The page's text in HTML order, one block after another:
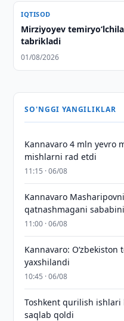
IQTISOD
Mirziyoyev
tabrikladi
01/08/2026
SO'NGGI YANGILIKLAR
Kannavaro 4 mln yevro
mishlarni rad etdi
11:15 · 06/08
Kannavaro
qatnashmagani
11:00 · 06/08
Kannavaro: O‘zbekiston
yaxshilandi
10:45 · 06/08
Toshkent qurilish ishlari
saqlab qoldi